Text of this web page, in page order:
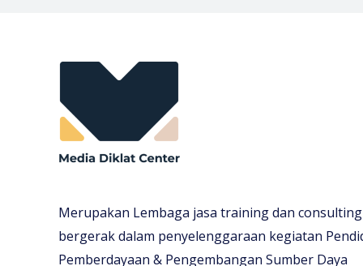
Merupakan Lembaga jasa training dan
bergerak dalam penyelenggaraan kegiatan
Pemberdayaan & Pengembangan Sumber Daya